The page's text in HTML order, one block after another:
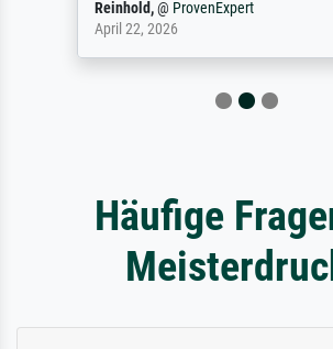
Reinhold,@ ProvenExpert
April 22, 2026
Häufige